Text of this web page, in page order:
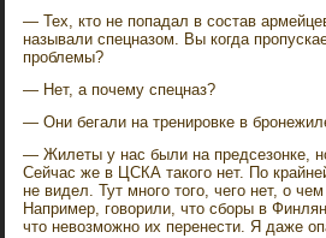
— Тех, кто не попадал в состав
называли спецназом. Вы когда
проблемы?
— Нет, а почему спецназ?
— Они бегали на тренировке в
— Жилеты у нас были на предсезонке,
Сейчас же в ЦСКА такого нет. По
не видел. Тут много того, чего нет, о
Например, говорили, что сборы в
что невозможно их перенести. Я даже